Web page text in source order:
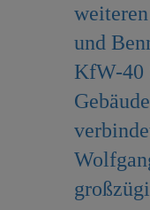
und
KfW-40